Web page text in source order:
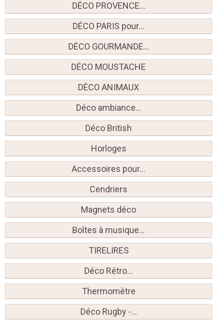
DÉCO PROVENCE...
DÉCO PARIS pour...
DÉCO GOURMANDE...
DÉCO MOUSTACHE
DÉCO ANIMAUX
Déco ambiance...
Déco British
Horloges
Accessoires pour...
Cendriers
Magnets déco
Boîtes à musique...
TIRELIRES
Déco Rétro...
Thermomètre
Déco Rugby -...